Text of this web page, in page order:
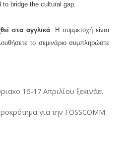
to bridge the cultural gap.
στα αγγλικά . Η συμμετοχή είναι
το σεμινάριο συμπληρώστε
16-17 Απριλίου ξεκινάει
για την FOSSCOMM